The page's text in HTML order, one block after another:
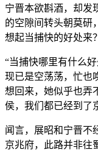
宁晋本欲斟酒，却发
的空隙间转头朝莫研
想起当捕快的好处来
“当捕快哪里有什么
现已是空荡荡，忙也
想回来，她似乎也弄
侯，我们都已经到
闻言，展昭和宁晋不
京兆府，此路并非往